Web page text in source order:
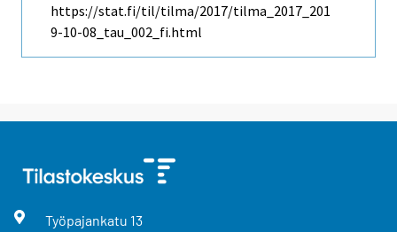
https://stat.fi/til/tilma/2017/tilma_2017_201
9-10-08_tau_002_fi.html
Työpajankatu 13